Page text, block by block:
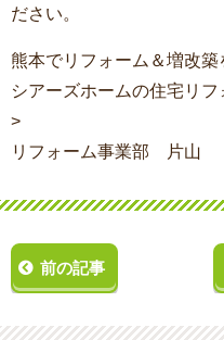
ださい。
熊本でリフォーム＆増改築
シアーズホームの住宅リ
>
リフォーム事業部 片山
前の記事